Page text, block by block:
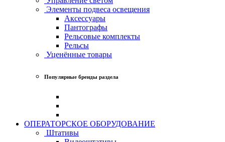
Элементы подвеса освещения
Аксессуары
Пантографы
Рельсовые комплекты
Рельсы
Уценённые товары
Популярные бренды раздела
ОПЕРАТОРСКОЕ ОБОРУДОВАНИЕ
Штативы